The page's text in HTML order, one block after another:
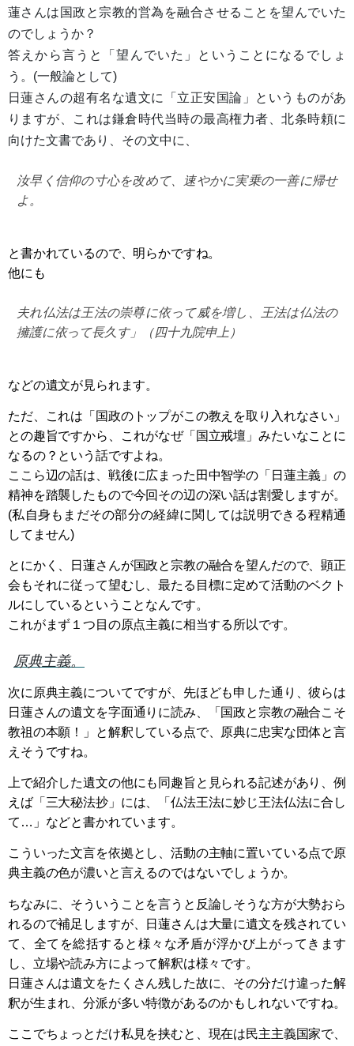
蓮さんは国政と宗教的営為を融合させることを望んでいた
のでしょうか？
答えから言うと「望んでいた」ということになるでしょ
う。(一般論として)
日蓮さんの超有名な遺文に「立正安国論」というものがあ
りますが、これは鎌倉時代当時の最高権力者、北条時頼に
向けた文書であり、その文中に、
汝早く信仰の寸心を改めて、速やかに実乗の一善に帰せ
よ。
と書かれているので、明らかですね。
他にも
夫れ仏法は王法の崇尊に依って威を増し、王法は仏法の
擁護に依って長久す」（四十九院申上）
などの遺文が見られます。
ただ、これは「国政のトップがこの教えを取り入れなさい」
との趣旨ですから、これがなぜ「国立戒壇」みたいなことに
なるの？という話ですよね。
ここら辺の話は、戦後に広まった田中智学の「日蓮主義」の
精神を踏襲したもので今回その辺の深い話は割愛しますが。
(私自身もまだその部分の経緯に関しては説明できる程精通
してません)
とにかく、日蓮さんが国政と宗教の融合を望んだので、顕正
会もそれに従って望むし、最たる目標に定めて活動のベクト
ルにしているということなんです。
これがまず１つ目の原点主義に相当する所以です。
原典主義。
次に原典主義についてですが、先ほども申した通り、彼らは
日蓮さんの遺文を字面通りに読み、「国政と宗教の融合こそ
教祖の本願！」と解釈している点で、原典に忠実な団体と言
えそうですね。
上で紹介した遺文の他にも同趣旨と見られる記述があり、例
えば「三大秘法抄」には、「仏法王法に妙じ王法仏法に合し
て…」などと書かれています。
こういった文言を依拠とし、活動の主軸に置いている点で原
典主義の色が濃いと言えるのではないでしょうか。
ちなみに、そういうことを言うと反論しそうな方が大勢おら
れるので補足しますが、日蓮さんは大量に遺文を残されてい
て、全てを総括すると様々な矛盾が浮かび上がってきます
し、立場や読み方によって解釈は様々です。
日蓮さんは遺文をたくさん残した故に、その分だけ違った解
釈が生まれ、分派が多い特徴があるのかもしれないですね。
ここでちょっとだけ私見を挟むと、現在は民主主義国家で、